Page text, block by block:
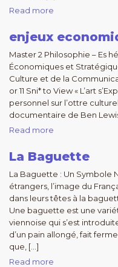
Read more
enjeux
Master 2 Philosophie – Es
Économiques et
Culture et de la
or 11 Sni* to View « L’art
personnel sur l’ottre
documentaire de Ben
Read more
La Baguette
La Baguette : Un Symbole
étrangers, l’image du
dans leurs têtes à la
Une baguette est une
viennoise qui s’est
d’un pain allongé, fait
que, […]
Read more